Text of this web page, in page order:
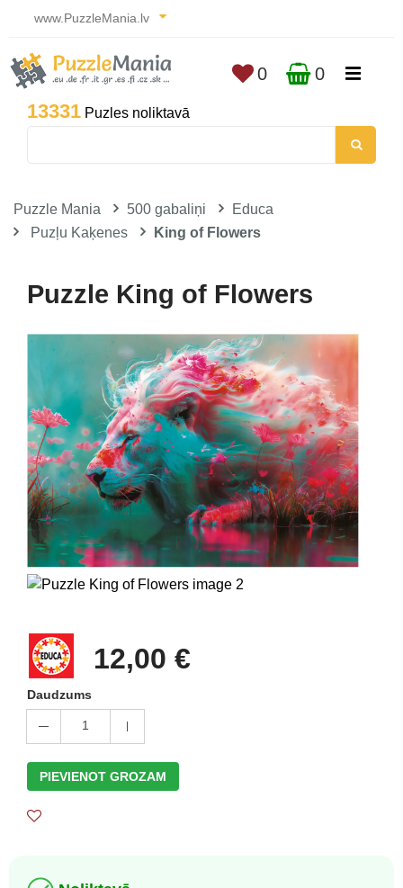
www.PuzzleMania.lv
13331 Puzles noliktavā
0 0
Puzzle Mania 500 gabaliņi
Educa
Puzļu Kaķenes
King of Flowers
Puzzle King of Flowers
12,00 €
Daudzums
1
PIEVIENOT GROZAM